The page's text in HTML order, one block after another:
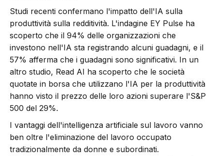
Studi recenti confermano l'impatto dell'IA sulla
produttività sulla redditività. L'indagine EY Pulse ha
scoperto che il 94% delle organizzazioni che
investono nell'IA sta registrando alcuni guadagni, e il
57% afferma che i guadagni sono significativi. In un
altro studio, Read AI ha scoperto che le società
quotate in borsa che utilizzano l'IA per la produttività
hanno visto il prezzo delle loro azioni superare l'S&P
500 del 29%.
I vantaggi dell'intelligenza artificiale sul lavoro vanno
ben oltre l'eliminazione del lavoro occupato
tradizionalmente da donne e subordinati.